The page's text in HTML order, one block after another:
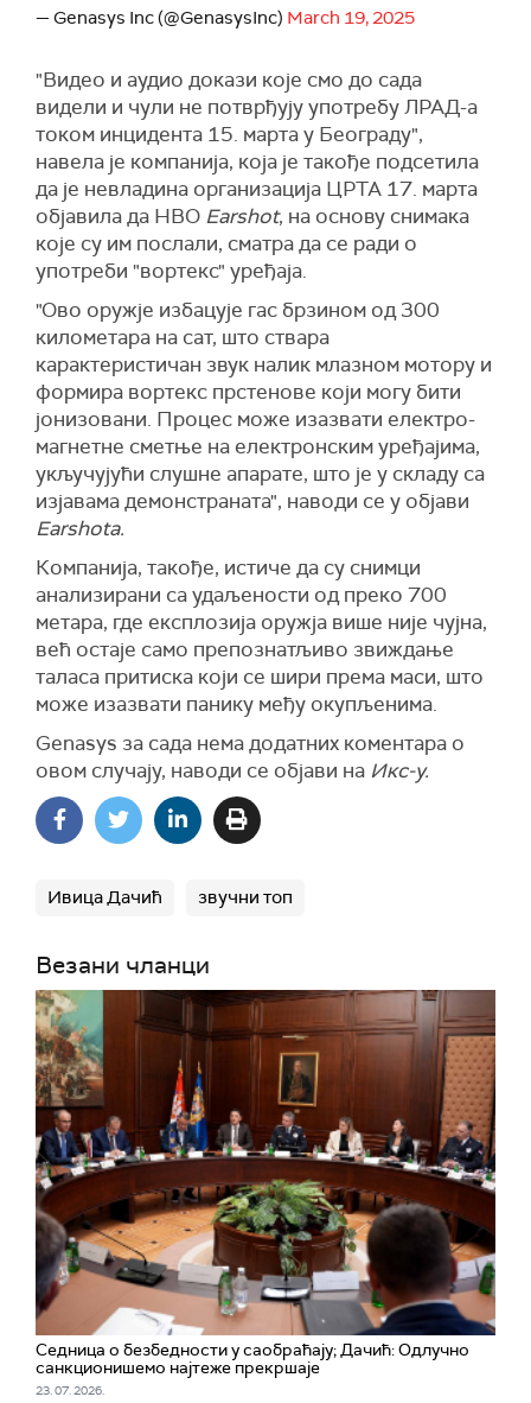
— Genasys Inc (@GenasysInc) March 19, 2025
"Видео и аудио докази које смо до сада
видели и чули не потврђују употребу ЛРАД-а
током инцидента 15. марта у Београду",
навела је компанија, која је такође подсетила
да је невладина организација ЦРТА 17. марта
објавила да НВО Earshot, на основу снимака
које су им послали, сматра да се ради о
употреби "вортекс" уређаја.
"Ово оружје избацује гас брзином од 300
километара на сат, што ствара
карактеристичан звук налик млазном мотору и
формира вортекс прстенове који могу бити
јонизовани. Процес може изазвати електро-
магнетне сметње на електронским уређајима,
укључујући слушне апарате, што је у складу са
изјавама демонстраната", наводи се у објави
Earshotа.
Компанија, такође, истиче да су снимци
анализирани са удаљености од преко 700
метара, где експлозија оружја више није чујна,
већ остаје само препознатљиво звиждање
таласа притиска који се шири према маси, што
може изазвати панику међу окупљенима.
Genasys за сада нема додатних коментара о
овом случају, наводи се објави на Икс-у.
Ивица Дачић звучни топ
Везани чланци
Седница о безбедности у саобраћају; Дачић: Одлучно
санкционишемо најтеже прекршаје
23. 07. 2026.